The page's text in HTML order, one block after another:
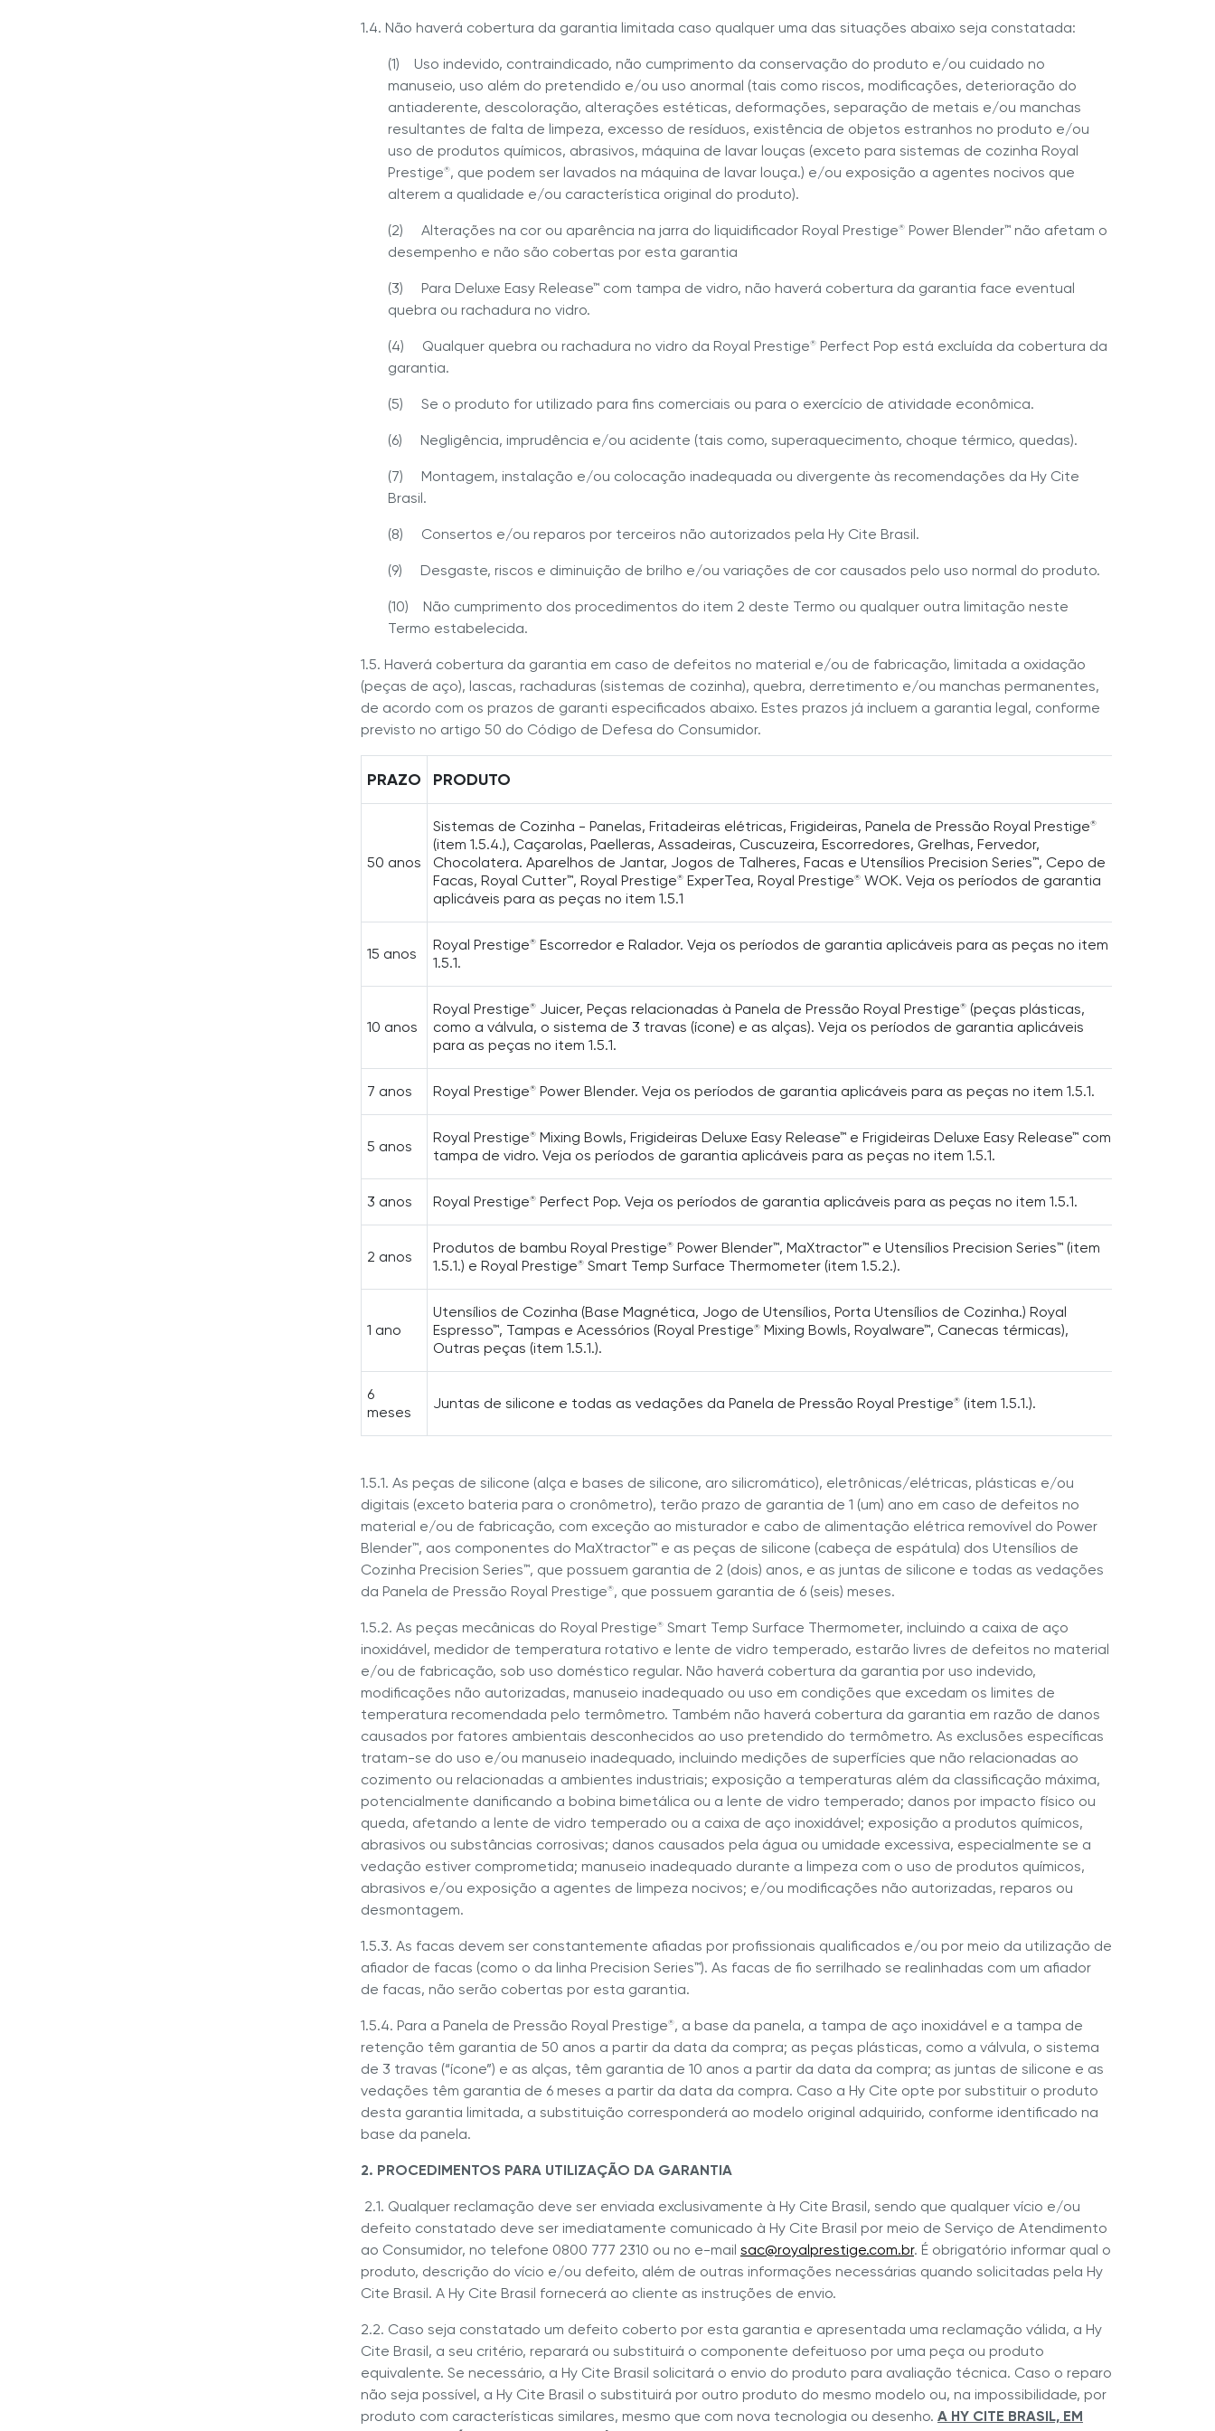
1.4. Não haverá cobertura da garantia limitada caso qualquer uma das situações abaixo seja constatada:
(1) Uso indevido, contraindicado, não cumprimento da conservação do produto e/ou cuidado no
manuseio, uso além do pretendido e/ou uso anormal (tais como riscos, modificações, deterioração do
antiaderente, descoloração, alterações estéticas, deformações, separação de metais e/ou manchas
resultantes de falta de limpeza, excesso de resíduos, existência de objetos estranhos no produto e/ou
uso de produtos químicos, abrasivos, máquina de lavar louças (exceto para sistemas de cozinha Royal
Prestige®, que podem ser lavados na máquina de lavar louça.) e/ou exposição a agentes nocivos que
alterem a qualidade e/ou característica original do produto).
(2) Alterações na cor ou aparência na jarra do liquidificador Royal Prestige® Power Blender™ não afetam o
desempenho e não são cobertas por esta garantia
(3) Para Deluxe Easy Release™ com tampa de vidro, não haverá cobertura da garantia face eventual
quebra ou rachadura no vidro.
(4) Qualquer quebra ou rachadura no vidro da Royal Prestige® Perfect Pop está excluída da cobertura da
garantia.
(5) Se o produto for utilizado para fins comerciais ou para o exercício de atividade econômica.
(6) Negligência, imprudência e/ou acidente (tais como, superaquecimento, choque térmico, quedas).
(7) Montagem, instalação e/ou colocação inadequada ou divergente às recomendações da Hy Cite
Brasil.
(8) Consertos e/ou reparos por terceiros não autorizados pela Hy Cite Brasil.
(9) Desgaste, riscos e diminuição de brilho e/ou variações de cor causados pelo uso normal do produto.
(10) Não cumprimento dos procedimentos do item 2 deste Termo ou qualquer outra limitação neste
Termo estabelecida.
1.5. Haverá cobertura da garantia em caso de defeitos no material e/ou de fabricação, limitada a oxidação
(peças de aço), lascas, rachaduras (sistemas de cozinha), quebra, derretimento e/ou manchas permanentes,
de acordo com os prazos de garanti especificados abaixo. Estes prazos já incluem a garantia legal, conforme
previsto no artigo 50 do Código de Defesa do Consumidor.
PRAZO PRODUTO
50 anos
Sistemas de Cozinha - Panelas, Fritadeiras elétricas, Frigideiras, Panela de Pressão Royal Prestige®
(item 1.5.4.), Caçarolas, Paelleras, Assadeiras, Cuscuzeira, Escorredores, Grelhas, Fervedor,
Chocolatera. Aparelhos de Jantar, Jogos de Talheres, Facas e Utensílios Precision Series™, Cepo de
Facas, Royal Cutter™, Royal Prestige® ExperTea, Royal Prestige® WOK. Veja os períodos de garantia
aplicáveis para as peças no item 1.5.1
15 anos
Royal Prestige® Escorredor e Ralador. Veja os períodos de garantia aplicáveis para as peças no item
1.5.1.
10 anos
Royal Prestige® Juicer, Peças relacionadas à Panela de Pressão Royal Prestige® (peças plásticas,
como a válvula, o sistema de 3 travas (ícone) e as alças). Veja os períodos de garantia aplicáveis
para as peças no item 1.5.1.
7 anos Royal Prestige® Power Blender. Veja os períodos de garantia aplicáveis para as peças no item 1.5.1.
5 anos
Royal Prestige® Mixing Bowls, Frigideiras Deluxe Easy Release™ e Frigideiras Deluxe Easy Release™ com
tampa de vidro. Veja os períodos de garantia aplicáveis para as peças no item 1.5.1.
3 anos Royal Prestige® Perfect Pop. Veja os períodos de garantia aplicáveis para as peças no item 1.5.1.
2 anos
Produtos de bambu Royal Prestige® Power Blender™, MaXtractor™ e Utensílios Precision Series™ (item
1.5.1.) e Royal Prestige® Smart Temp Surface Thermometer (item 1.5.2.).
1 ano
Utensílios de Cozinha (Base Magnética, Jogo de Utensílios, Porta Utensílios de Cozinha.) Royal
Espresso™, Tampas e Acessórios (Royal Prestige® Mixing Bowls, Royalware™, Canecas térmicas),
Outras peças (item 1.5.1.).
6
meses
Juntas de silicone e todas as vedações da Panela de Pressão Royal Prestige® (item 1.5.1.).
1.5.1. As peças de silicone (alça e bases de silicone, aro silicromático), eletrônicas/elétricas, plásticas e/ou
digitais (exceto bateria para o cronômetro), terão prazo de garantia de 1 (um) ano em caso de defeitos no
material e/ou de fabricação, com exceção ao misturador e cabo de alimentação elétrica removível do Power
Blender™, aos componentes do MaXtractor™ e as peças de silicone (cabeça de espátula) dos Utensílios de
Cozinha Precision Series™, que possuem garantia de 2 (dois) anos, e as juntas de silicone e todas as vedações
da Panela de Pressão Royal Prestige®, que possuem garantia de 6 (seis) meses.
1.5.2. As peças mecânicas do Royal Prestige® Smart Temp Surface Thermometer, incluindo a caixa de aço
inoxidável, medidor de temperatura rotativo e lente de vidro temperado, estarão livres de defeitos no material
e/ou de fabricação, sob uso doméstico regular. Não haverá cobertura da garantia por uso indevido,
modificações não autorizadas, manuseio inadequado ou uso em condições que excedam os limites de
temperatura recomendada pelo termômetro. Também não haverá cobertura da garantia em razão de danos
causados por fatores ambientais desconhecidos ao uso pretendido do termômetro. As exclusões específicas
tratam-se do uso e/ou manuseio inadequado, incluindo medições de superfícies que não relacionadas ao
cozimento ou relacionadas a ambientes industriais; exposição a temperaturas além da classificação máxima,
potencialmente danificando a bobina bimetálica ou a lente de vidro temperado; danos por impacto físico ou
queda, afetando a lente de vidro temperado ou a caixa de aço inoxidável; exposição a produtos químicos,
abrasivos ou substâncias corrosivas; danos causados pela água ou umidade excessiva, especialmente se a
vedação estiver comprometida; manuseio inadequado durante a limpeza com o uso de produtos químicos,
abrasivos e/ou exposição a agentes de limpeza nocivos; e/ou modificações não autorizadas, reparos ou
desmontagem.
1.5.3. As facas devem ser constantemente afiadas por profissionais qualificados e/ou por meio da utilização de
afiador de facas (como o da linha Precision Series™). As facas de fio serrilhado se realinhadas com um afiador
de facas, não serão cobertas por esta garantia.
1.5.4. Para a Panela de Pressão Royal Prestige®, a base da panela, a tampa de aço inoxidável e a tampa de
retenção têm garantia de 50 anos a partir da data da compra; as peças plásticas, como a válvula, o sistema
de 3 travas (“ícone”) e as alças, têm garantia de 10 anos a partir da data da compra; as juntas de silicone e as
vedações têm garantia de 6 meses a partir da data da compra. Caso a Hy Cite opte por substituir o produto
desta garantia limitada, a substituição corresponderá ao modelo original adquirido, conforme identificado na
base da panela.
2. PROCEDIMENTOS PARA UTILIZAÇÃO DA GARANTIA
2.1. Qualquer reclamação deve ser enviada exclusivamente à Hy Cite Brasil, sendo que qualquer vício e/ou
defeito constatado deve ser imediatamente comunicado à Hy Cite Brasil por meio de Serviço de Atendimento
ao Consumidor, no telefone 0800 777 2310 ou no e-mail sac@royalprestige.com.br. É obrigatório informar qual o
produto, descrição do vício e/ou defeito, além de outras informações necessárias quando solicitadas pela Hy
Cite Brasil. A Hy Cite Brasil fornecerá ao cliente as instruções de envio.
2.2. Caso seja constatado um defeito coberto por esta garantia e apresentada uma reclamação válida, a Hy
Cite Brasil, a seu critério, reparará ou substituirá o componente defeituoso por uma peça ou produto
equivalente. Se necessário, a Hy Cite Brasil solicitará o envio do produto para avaliação técnica. Caso o reparo
não seja possível, a Hy Cite Brasil o substituirá por outro produto do mesmo modelo ou, na impossibilidade, por
produto com características similares, mesmo que com nova tecnologia ou desenho. A HY CITE BRASIL, EM